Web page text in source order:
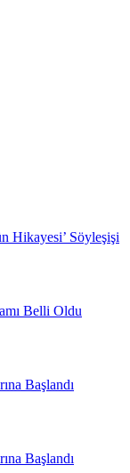
Hikayesi’ Söyleşişi
Belli Oldu
Başlandı
Başlandı